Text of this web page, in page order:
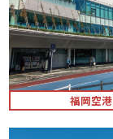
福岡空港